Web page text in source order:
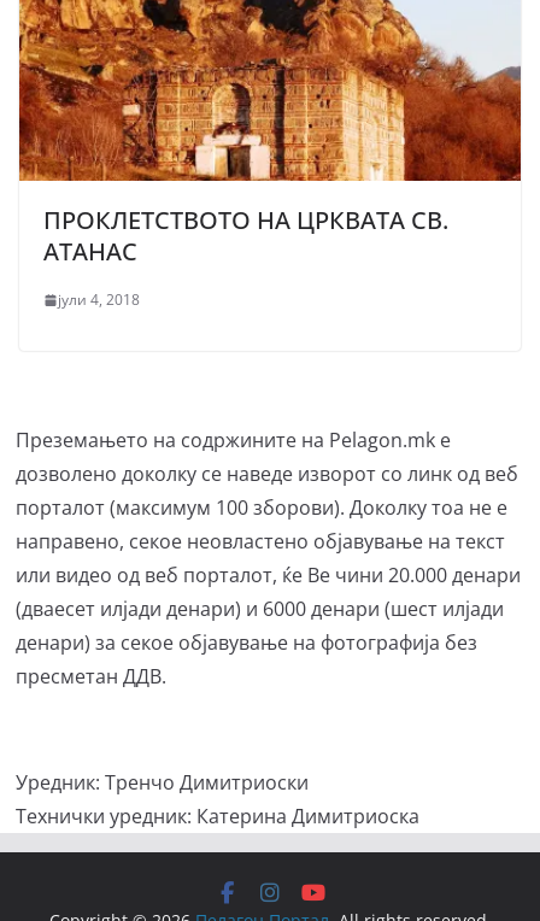
ПРОКЛЕТСТВОТО НА ЦРКВАТА СВ.
АТАНАС
јули 4, 2018
Преземањето на содржините на Pelagon.mk е
дозволено доколку се наведе изворот со линк од веб
порталот (максимум 100 зборови). Доколку тоа не е
направено, секое неовластено објавување на текст
или видео од веб порталот, ќе Ве чини 20.000 денари
(дваесет илјади денари) и 6000 денари (шест илјади
денари) за секое објавување на фотографија без
пресметан ДДВ.
Уредник: Тренчо Димитриоски
Технички уредник: Катерина Димитриоска